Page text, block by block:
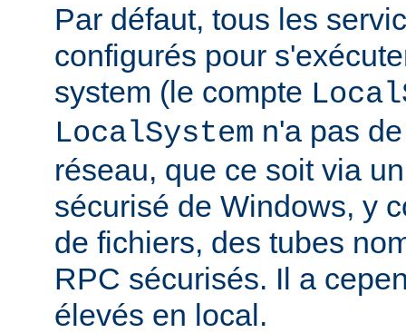
Par défaut, tous les
configurés pour
system (le compte
LocalSystem n'a pas
réseau, que ce soit via
sécurisé de Windows, y
de fichiers, des tubes
RPC sécurisés. Il a
élevés en local.